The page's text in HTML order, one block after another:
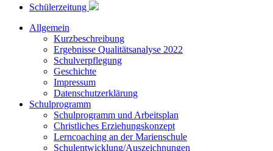
Schülerzeitung
Allgemein
Kurzbeschreibung
Ergebnisse Qualitätsanalyse 2022
Schulverpflegung
Geschichte
Impressum
Datenschutzerklärung
Schulprogramm
Schulprogramm und Arbeitsplan
Christliches Erziehungskonzept
Lerncoaching an der Marienschule
Schulentwicklung/Auszeichnungen